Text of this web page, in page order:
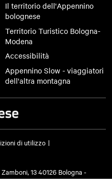
Il territorio dell'Appennino
bolognese
Territorio Turistico Bologna-
Modena
Accessibilità
Appennino Slow - viaggiatori
dell'altra montagna
di utilizzo
13 40126 Bologna -